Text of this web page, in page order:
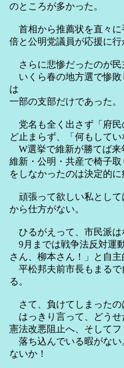
のところが多かった。
首相から推薦状を直々に
倍と公明党議員が応援に行
さらに悲惨だったのが民
いくら春の地方選で惨敗
は
一部の支部だけであった。
党名も全く出さず「府民
ど止まらず、「何もして
W選挙で維新が勝てば来
維新・公明・共産で椅子
をしなかったのは決定的に
頑張って欲しい私として
から仕方がない。
ひるがえって、市民派は
9月までは戦争法反対運
さん、柳本さん！」と自主
平松邦夫前市長もまるで
る。
さて、負けてしまったの
はっきり言って、どうせ
憲法改悪阻止へ、そして
落ち込んでいる暇がない
ないか！